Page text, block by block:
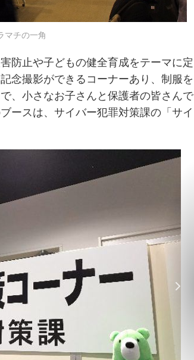
マチの一角
防止や子どもの健全育成をテーマに定
念撮影ができるコーナーあり、制服を
、小さなお子さんと保護者の皆さんで
ースは、サイバー犯罪対策課の「サイ